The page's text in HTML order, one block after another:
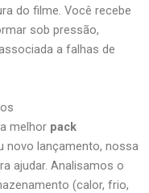
do filme. Você recebe
sob pressão,
a falhas de
melhor pack
novo lançamento, nossa
ajudar. Analisamos o
(calor, frio,